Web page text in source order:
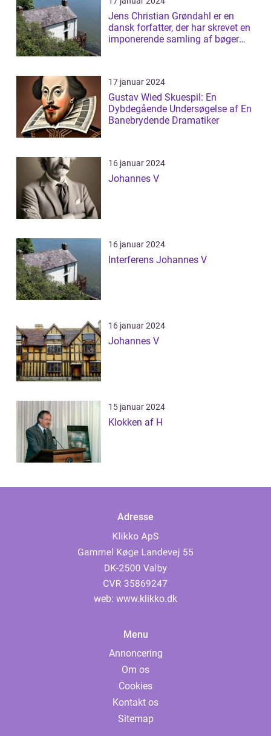
Jens Christian Grøndahl er en
dansk forfatter, der har skrevet en
imponerende samling af bøger
17 januar 2024
Gustav Wied Skuespil: En
Dybdegående Undersøgelse af En
Banebrydende Dramatiker
16 januar 2024
Johannes V
16 januar 2024
Interferens Johannes V
16 januar 2024
Johannes V
15 januar 2024
Klokken af H
Adresse
web: www.klikko.dk
Menu
Annoncering
Om os
Cookies
Kontakt os
Sitemap